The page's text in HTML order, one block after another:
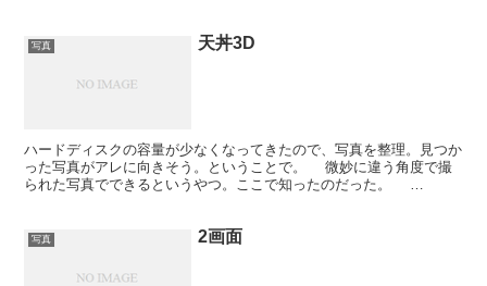
写真 天丼3D
ハードディスクの容量が少なくなってきたので、写真を整理。見つか
った写真がアレに向きそう。ということで。 微妙に違う角度で撮
られた写真でできるというやつ。ここで知ったのだった。
写真 2画面